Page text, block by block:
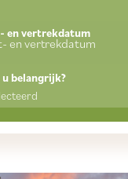
en vertrekdatum
belangrijk?